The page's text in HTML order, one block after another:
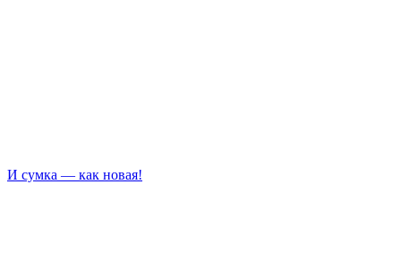
И сумка — как новая!